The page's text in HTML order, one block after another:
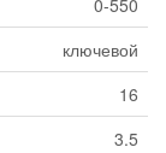
0-550
ключевой
16
3.5